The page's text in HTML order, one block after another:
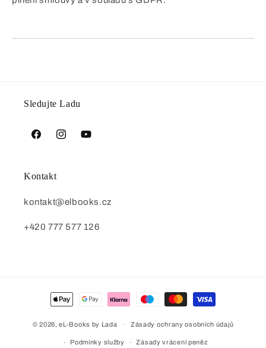
Sledujte Ladu
FacebookInstagram
Kontakt
kontakt@elbooks.cz
+420 777 577 126
Platební
metody
© 2026,eL-Books by Lada Zásady ochrany osobních údajů
Podmínky služby Zásady vrácení peněz